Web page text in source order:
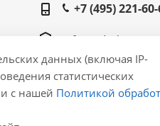
+7 (495) 221-
info@gidrolica.ru
Головной офис
Московская
км Ильинского
данных (включая IP-
статистических
с нашей Политикой